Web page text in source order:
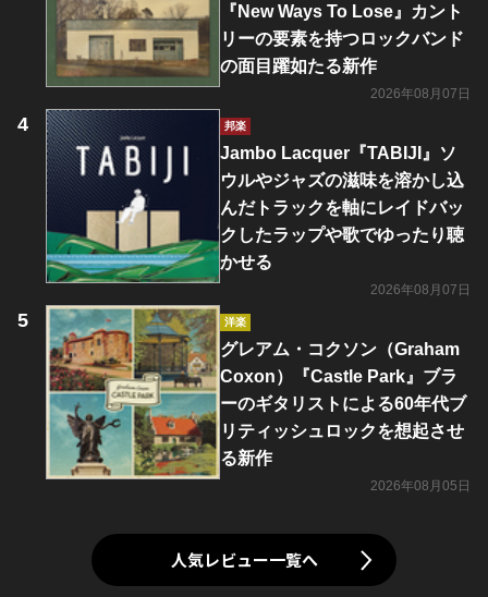
『New Ways To Lose』カント
リーの要素を持つロックバンド
の面目躍如たる新作
2026年08月07日
邦楽
Jambo Lacquer『TABIJI』ソ
ウルやジャズの滋味を溶かし込
んだトラックを軸にレイドバッ
クしたラップや歌でゆったり聴
かせる
2026年08月07日
洋楽
グレアム・コクソン（Graham
Coxon）『Castle Park』ブラ
ーのギタリストによる60年代ブ
リティッシュロックを想起させ
る新作
2026年08月05日
人気レビュー一覧へ